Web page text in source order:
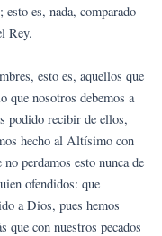
es, nada, comparado
Rey.
esto es, aquellos que
que nosotros debemos a
podido recibir de ellos,
hecho al Altísimo con
perdamos esto nunca de
ofendidos: que
a Dios, pues hemos
que con nuestros pecados